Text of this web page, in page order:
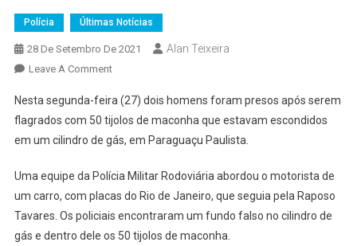
Polícia Últimas Notícias
28 De Setembro De 2021 Alan Teixeira
Leave A CommentOn
TIJOLOS
DE
MACONHA
ENCONTRADOS
EM
FUNDO
FALSO
Nesta segunda-feira (27) dois homens foram presos após serem
flagrados com 50 tijolos de maconha que estavam escondidos
em um cilindro de gás, em Paraguaçu Paulista.
Uma equipe da Polícia Militar Rodoviária abordou o motorista de
um carro, com placas do Rio de Janeiro, que seguia pela Raposo
Tavares. Os policiais encontraram um fundo falso no cilindro de
gás e dentro dele os 50 tijolos de maconha.